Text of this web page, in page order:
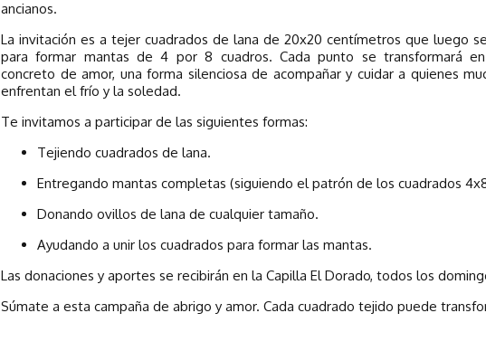
ancianos.
La invitación es a tejer cuadrados de lana de 20x20 centímetros que luego
para formar mantas de 4 por 8 cuadros. Cada punto se transformará
concreto de amor, una forma silenciosa de acompañar y cuidar a quienes
enfrentan el frío y la soledad.
Te invitamos a participar de las siguientes formas:
Tejiendo cuadrados de lana.
Entregando mantas completas (siguiendo el patrón de los cuadrados
Donando ovillos de lana de cualquier tamaño.
Ayudando a unir los cuadrados para formar las mantas.
Las donaciones y aportes se recibirán en la Capilla El Dorado, todos los
Súmate a esta campaña de abrigo y amor. Cada cuadrado tejido puede